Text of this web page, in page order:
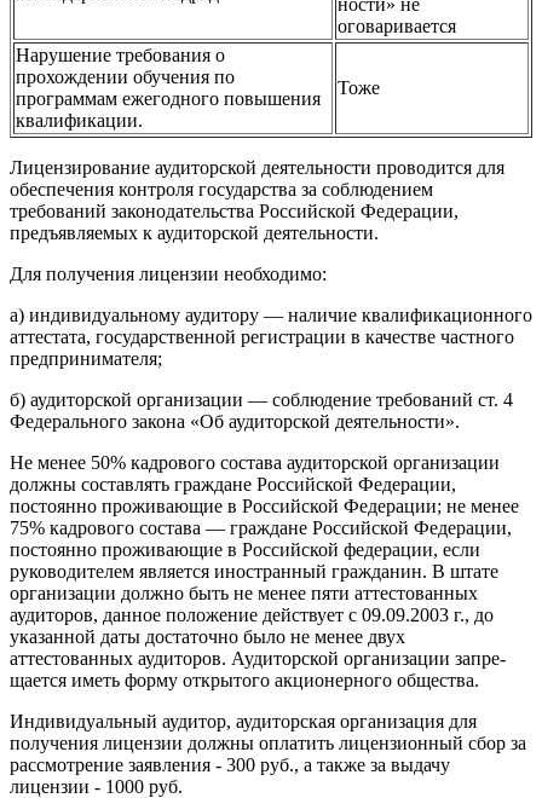
ности» не
оговаривается
Нарушение требования о
прохождении обучения по
программам ежегодного повышения
квалификации.
Тоже
Лицензирование аудиторской деятельности проводится для
обес­печения контроля государства за соблюдением
требований законода­тельства Российской Федерации,
предъявляемых к аудиторской дея­тельности.
Для получения лицензии необходимо:
а) индивидуальному аудитору — наличие квалификационного
аттестата, государственной регистрации в качестве частного
предпри­нимателя;
б) аудиторской организации — соблюдение требований ст. 4
Феде­рального закона «Об аудиторской деятельности».
Не менее 50% кадрового состава аудиторской организации
должны составлять граждане Российской Федерации,
постоянно проживающие в Российской Федерации; не менее
75% кадрового состава — граждане Российской Федерации,
постоянно проживающие в Российской федера­ции, если
руководителем является иностранный гражданин. В штате
орга­низации должно быть не менее пяти аттестованных
аудиторов, данное положение действует с 09.09.2003 г., до
указанной даты достаточно было не менее двух
аттестованных аудиторов. Аудиторской организации запре­
щается иметь форму открытого акционерного общества.
Индивидуальный аудитор, аудиторская организация для
получе­ния лицензии должны оплатить лицензионный сбор за
рассмотрение заявления - 300 руб., а также за выдачу
лицензии - 1000 руб.